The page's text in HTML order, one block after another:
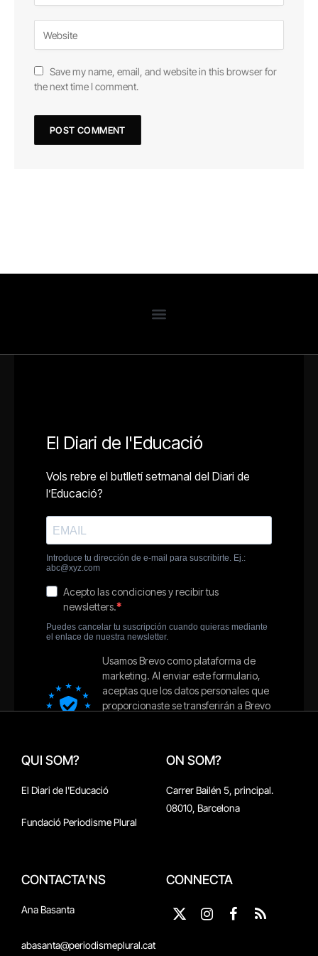
Save my name, email, and website in this browser for
the next time I comment.
QUI SOM?
El Diari de l'Educació
Fundació Periodisme Plural
ON SOM?
Carrer Bailén 5, principal.
08010, Barcelona
CONTACTA'NS
Ana Basanta
abasanta@periodismeplural.cat
CONNECTA
X
InstagramFacebook
RSS